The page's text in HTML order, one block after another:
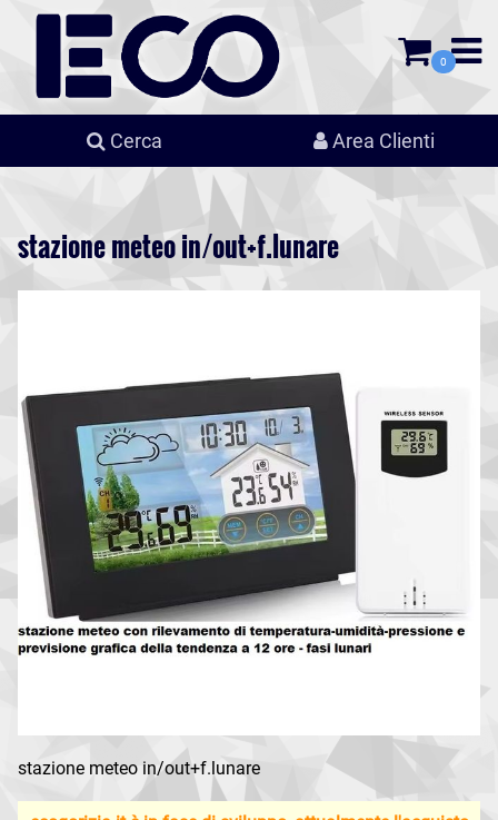
0
Cerca Area Clienti
stazione meteo in/out+f.lunare
stazione meteo in/out+f.lunare